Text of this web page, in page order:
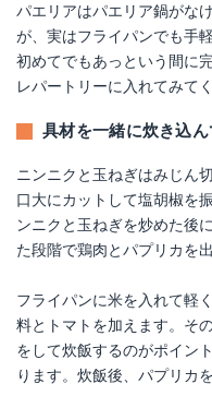
パエリアはパエリア鍋がな
が、実はフライパンでも手
初めてでもあっという間に
レパートリーに入れてみてく
具材を一緒に炊き込
ニンニクと玉ねぎはみじん
口大にカットして塩胡椒を
ンニクと玉ねぎを炒めた後
た段階で鶏肉とパプリカを
フライパンに米を入れて軽
料とトマトを加えます。そ
をして炊飯するのがポイン
ります。炊飯後、パプリカ